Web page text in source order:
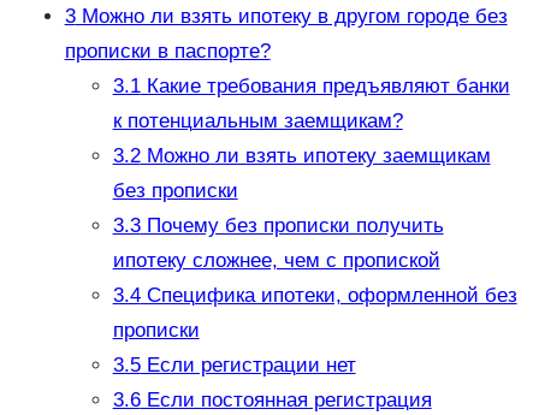
3Можно ли взять ипотеку в другом городе без
прописки в паспорте?
3.1Какие требования предъявляют банки
к потенциальным заемщикам?
3.2Можно ли взять ипотеку заемщикам
без прописки
3.3Почему без прописки получить
ипотеку сложнее, чем с пропиской
3.4Специфика ипотеки, оформленной без
прописки
3.5Если регистрации нет
3.6Если постоянная регистрация